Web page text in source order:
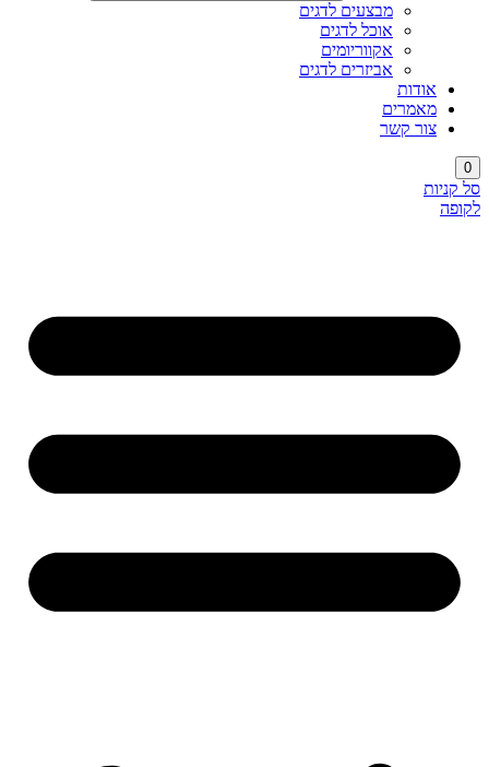
מבצעים לדגים
אוכל לדגים
אקווריומים
אביזרים לדגים
אודות
מאמרים
צור קשר
0
סל קניות
לקופה